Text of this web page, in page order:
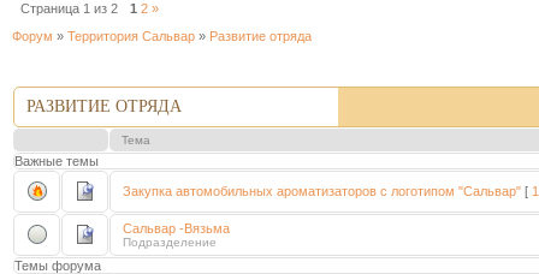
Страница 1 из 2 1 2 »
Форум » Территория Сальвар » Развитие отряда
РАЗВИТИЕ ОТРЯДА
Тема
Важные темы
Закупка автомобильных ароматизаторов с логотипом "Сальвар" [ 1
Сальвар -Вязьма
Подразделение
Темы форума